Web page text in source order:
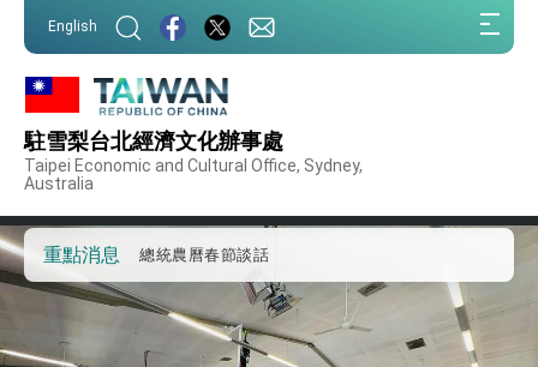
English
駐雪梨台北經濟文化辦事處
Taipei Economic and Cultural Office, Sydney,
Australia
重點消息
經驗為亞太醫療照護發展開創新里程碑
世界展現台灣守護全球健康的創新能量
總統出訪史瓦帝尼返國談話 強調臺灣人有權利
走向世界 盼與理念相近國家共同維護國際秩序
堅定走向世界 賴總統抵達史瓦帝尼王國進行國是
訪問
國家邁出合作第一步
總統農曆春節談話
台美貿易協議完成簽署達成6大目標、創5大歷史
性突破 總統強調將以3大面向加速臺灣經濟轉型
升級 籲請立院全力支持並盡速通過
臺美簽署「對等貿易協定」確立對等關稅15%且不
疊加 我輸美2072項產品豁免對等關稅